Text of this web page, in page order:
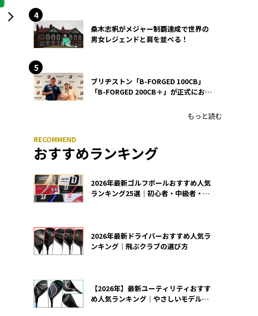
桑木志帆がメジャー制覇達成で世界の
男女レジェンドと肩を並べる！
ブリヂストン「B-FORGED 100CB」
「B-FORGED 200CB＋」が正式にお披
もっと読む
おすすめランキング
2026年最新ゴルフボールおすすめ人気
ランキング25選｜初心者・中級者・上
2026年最新ドライバーおすすめ人気ラ
ンキング｜飛ぶクラブの選び方
【2026年】最新ユーティリティおすす
め人気ランキング｜やさしいモデルの